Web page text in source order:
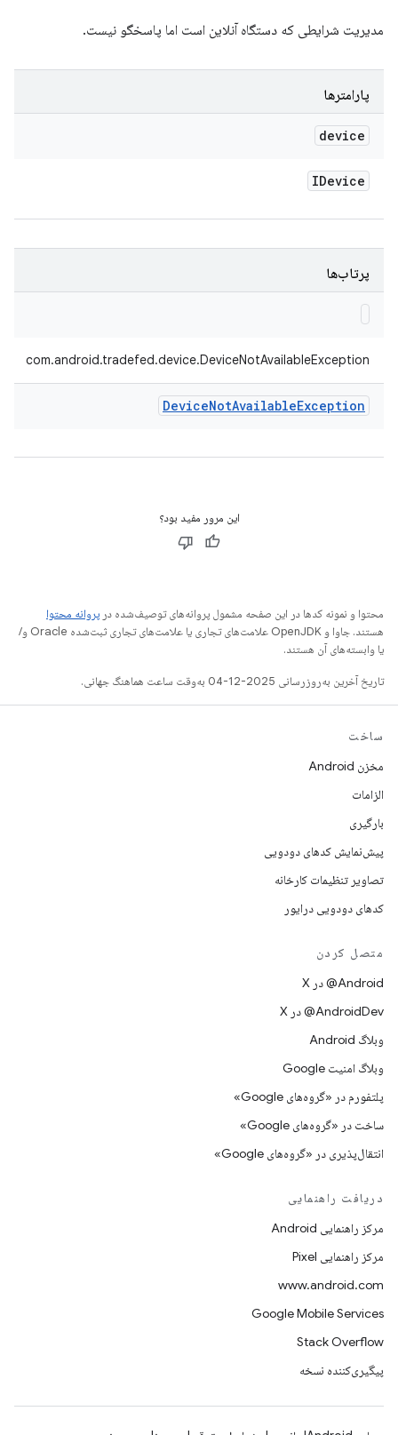
مدیریت شرایطی که دستگاه آنلاین است اما پاسخگو نیست.
پارامترها
device
IDevice
پرتاب‌ها
com.android.tradefed.device.DeviceNotAvailableException
DeviceNotAvailableException
این مرور مفید بود؟
محتوا و نمونه کدها در این صفحه مشمول پروانه‌های توصیف‌شده در پروانه محتوا
هستند. جاوا و OpenJDK علامت‌های تجاری یا علامت‌های تجاری ثبت‌شده Oracle و/
یا وابسته‌های آن هستند.
تاریخ آخرین به‌روزرسانی 2025-12-04 به‌وقت ساعت هماهنگ جهانی.
ساخت
مخزن Android
الزامات
بارگیری
پیش‌نمایش کدهای دودویی
تصاویر تنظیمات کارخانه
کدهای دودویی درایور
متصل کردن
‫‎@Android در X
‫‎@AndroidDev در X
وبلاگ Android
وبلاگ امنیت Google
پلتفورم در «گروه‌های Google»
ساخت در «گروه‌های Google»
انتقال‌پذیری در «گروه‌های Google»
دریافت راهنمایی
مرکز راهنمایی Android
مرکز راهنمایی Pixel
www.android.com
Google Mobile Services
Stack Overflow
پیگیری‌کننده نسخه